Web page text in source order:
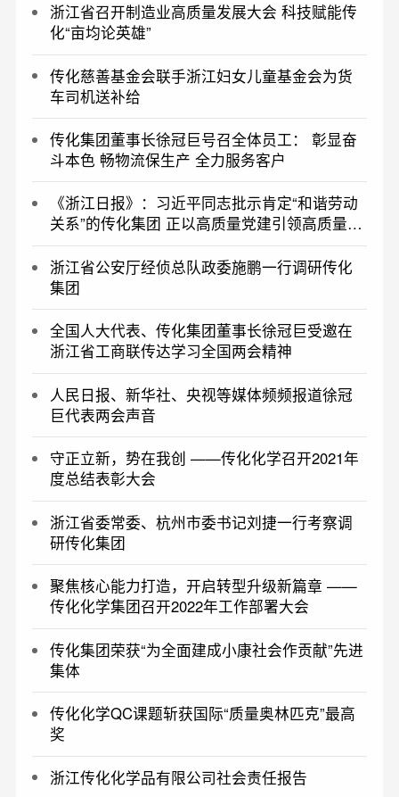
浙江省召开制造业高质量发展大会 科技赋能传
化“亩均论英雄”
传化慈善基金会联手浙江妇女儿童基金会为货
车司机送补给
传化集团董事长徐冠巨号召全体员工： 彰显奋
斗本色 畅物流保生产 全力服务客户
《浙江日报》：习近平同志批示肯定“和谐劳动
关系”的传化集团 正以高质量党建引领高质量发
展——再造传化
浙江省公安厅经侦总队政委施鹏一行调研传化
集团
全国人大代表、传化集团董事长徐冠巨受邀在
浙江省工商联传达学习全国两会精神
人民日报、新华社、央视等媒体频频报道徐冠
巨代表两会声音
守正立新，势在我创 ——传化化学召开2021年
度总结表彰大会
浙江省委常委、杭州市委书记刘捷一行考察调
研传化集团
聚焦核心能力打造，开启转型升级新篇章 ——
传化化学集团召开2022年工作部署大会
传化集团荣获“为全面建成小康社会作贡献”先进
集体
传化化学QC课题斩获国际“质量奥林匹克”最高
奖
浙江传化化学品有限公司社会责任报告